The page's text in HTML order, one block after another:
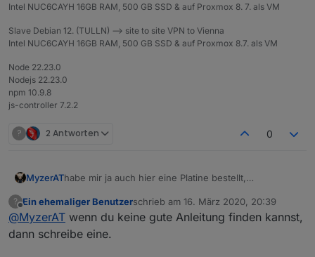
Intel NUC6CAYH 16GB RAM, 500 GB SSD & auf Proxmox 8. 7. als VM
Slave Debian 12. (TULLN) --> site to site VPN to Vienna
Intel NUC6CAYH 16GB RAM, 500 GB SSD & auf Proxmox 8.7. als VM
Node 22.23.0
Nodejs 22.23.0
npm 10.9.8
js-controller 7.2.2
? 2 Antworten 0
MyzerAThabe mir ja auch hier eine Platine bestellt,
Lieferung 1A ***
Nun zu meiner Frage, kann man die Platine auch auf
der Synology DS anwenden, finde dazu keine Info?
?
Offline
Ein ehemaliger Benutzerschrieb am 16. März 2020, 20:39
zuletzt editiert von
@MyzerAT wenn du keine gute Anleitung finden kannst,
dann schreibe eine.